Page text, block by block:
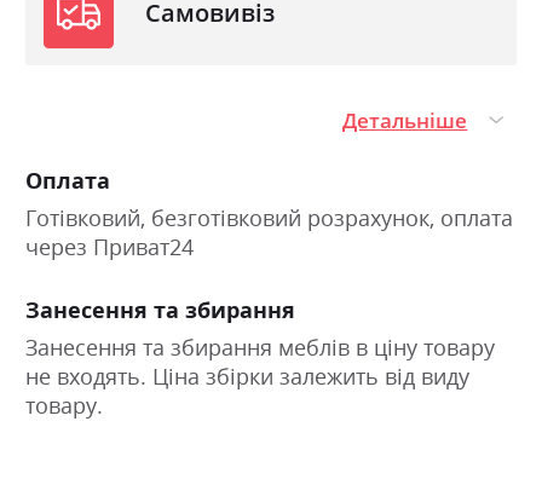
Самовивіз
Детальніше
Оплата
Готівковий, безготівковий розрахунок, оплата
через Приват24
Занесення та збирання
Занесення та збирання меблів в ціну товару
не входять. Ціна збірки залежить від виду
товару.